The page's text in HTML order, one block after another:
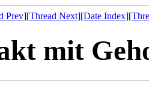
Prev][Thread Next][Date Index][
mit